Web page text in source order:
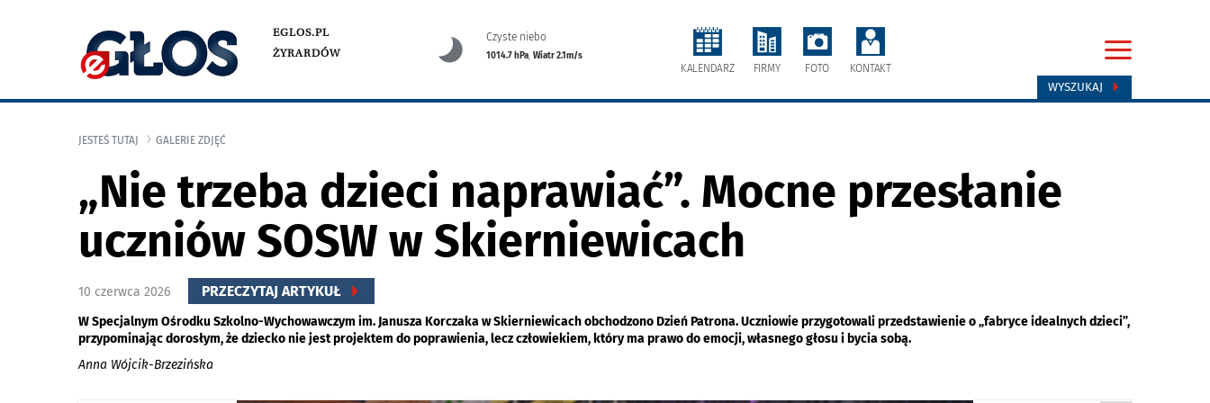
EGLOS.PL
ŻYRARDÓW
Czyste niebo
1014.7 hPa,Wiatr 2.1m/s
KALENDARZ FIRMY FOTO KONTAKT
WYSZUKAJ
JESTEŚ TUTAJ GALERIE ZDJĘĆ
„Nie trzeba dzieci naprawiać”. Mocne przesłanie
uczniów SOSW w Skierniewicach
10 czerwca 2026 PRZECZYTAJ ARTYKUŁ
W Specjalnym Ośrodku Szkolno-Wychowawczym im. Janusza Korczaka w Skierniewicach obchodzono Dzień Patrona. Uczniowie przygotowali przedstawienie o „fabryce idealnych dzieci”,
przypominając dorosłym, że dziecko nie jest projektem do poprawienia, lecz człowiekiem, który ma prawo do emocji, własnego głosu i bycia sobą.
Anna Wójcik-Brzezińska